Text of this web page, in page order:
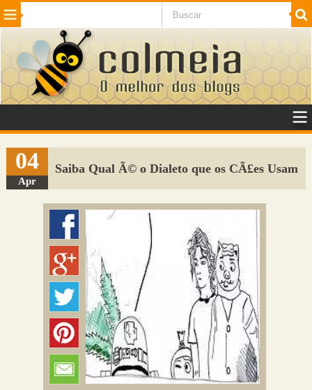
Beleza Cinema e TV
Internet Jogos NotÃ­cias SaÃºde
VeÃ­culos Adulto
Sugerir Link
Adicionar Blog
Colmeia Exchange
Perguntas Frequentes
04
Apr
Saiba Qual Ã© o Dialeto que os CÃ£es Usam